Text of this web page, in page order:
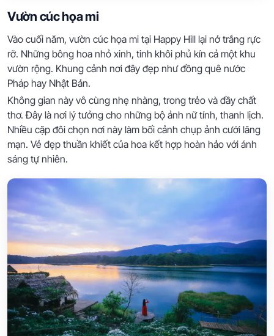
Vườn cúc họa mi
Vào cuối năm, vườn cúc họa mi tại Happy Hill lại nở trắng rực
rỡ. Những bông hoa nhỏ xinh, tinh khôi phủ kín cả một khu
vườn rộng. Khung cảnh nơi đây đẹp như đồng quê nước
Pháp hay Nhật Bản.
Không gian này vô cùng nhẹ nhàng, trong trẻo và đầy chất
thơ. Đây là nơi lý tưởng cho những bộ ảnh nữ tính, thanh lịch.
Nhiều cặp đôi chọn nơi này làm bối cảnh chụp ảnh cưới lãng
mạn. Vẻ đẹp thuần khiết của hoa kết hợp hoàn hảo với ánh
sáng tự nhiên.